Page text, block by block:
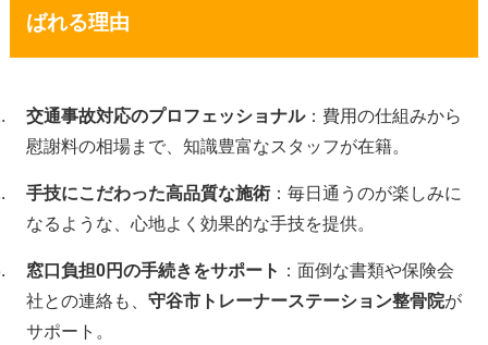
ばれる理由
交通事故対応のプロフェッショナル：費用の仕組みから
慰謝料の相場まで、知識豊富なスタッフが在籍。
手技にこだわった高品質な施術：毎日通うのが楽しみに
なるような、心地よく効果的な手技を提供。
窓口負担0円の手続きをサポート ：面倒な書類や保険会
社との連絡も、 守谷市トレーナーステーション整骨院が
サポート。